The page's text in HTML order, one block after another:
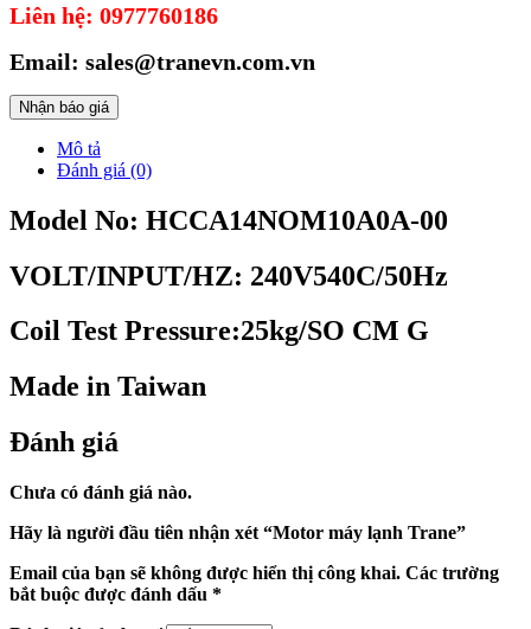
Liên hệ: 0977760186
Email: sales@tranevn.com.vn
Nhận báo giá
Mô tả
Đánh giá (0)
Model No: HCCA14NOM10A0A-00
VOLT/INPUT/HZ: 240V540C/50Hz
Coil Test Pressure:25kg/SO CM G
Made in Taiwan
Đánh giá
Chưa có đánh giá nào.
Hãy là người đầu tiên nhận xét “Motor máy lạnh Trane”
Email của bạn sẽ không được hiển thị công khai. Các trường
bắt buộc được đánh dấu *